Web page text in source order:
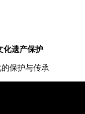
遗产保护
保护与传承